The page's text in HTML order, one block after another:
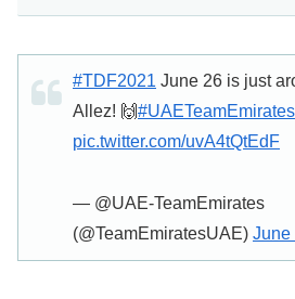
#TDF2021 June 26 is just
Allez! 🙌#UAETeamEmirates
pic.twitter.com/uvA4tQtEdF
— @UAE-TeamEmirates
(@TeamEmiratesUAE) June